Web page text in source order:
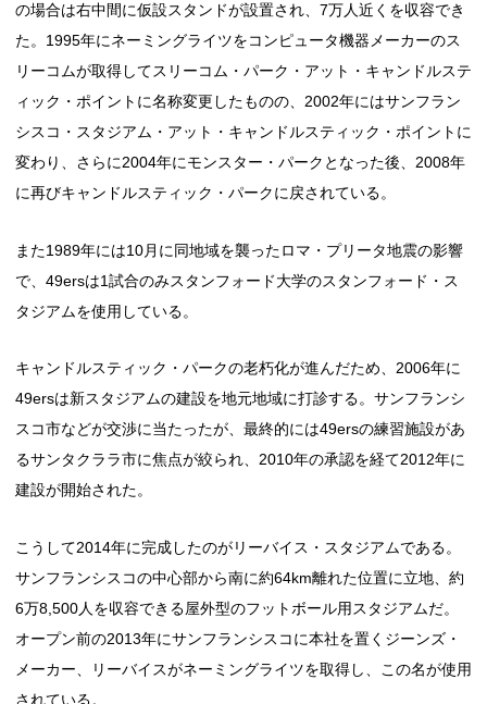
の場合は右中間に仮設スタンドが設置され、7万人近くを収容でき
た。1995年にネーミングライツをコンピュータ機器メーカーのス
リーコムが取得してスリーコム・パーク・アット・キャンドルステ
ィック・ポイントに名称変更したものの、2002年にはサンフラン
シスコ・スタジアム・アット・キャンドルスティック・ポイントに
変わり、さらに2004年にモンスター・パークとなった後、2008年
に再びキャンドルスティック・パークに戻されている。
また1989年には10月に同地域を襲ったロマ・プリータ地震の影響
で、49ersは1試合のみスタンフォード大学のスタンフォード・ス
タジアムを使用している。
キャンドルスティック・パークの老朽化が進んだため、2006年に
49ersは新スタジアムの建設を地元地域に打診する。サンフランシ
スコ市などが交渉に当たったが、最終的には49ersの練習施設があ
るサンタクララ市に焦点が絞られ、2010年の承認を経て2012年に
建設が開始された。
こうして2014年に完成したのがリーバイス・スタジアムである。
サンフランシスコの中心部から南に約64km離れた位置に立地、約
6万8,500人を収容できる屋外型のフットボール用スタジアムだ。
オープン前の2013年にサンフランシスコに本社を置くジーンズ・
メーカー、リーバイスがネーミングライツを取得し、この名が使用
されている。